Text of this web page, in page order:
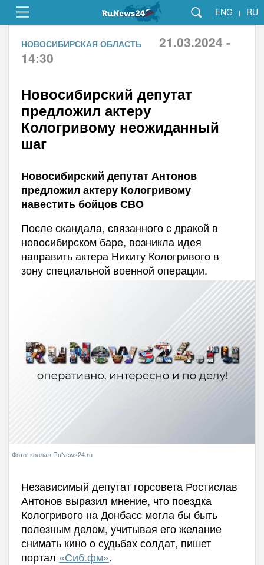
ENG | RU
НОВОСИБИРСКАЯ ОБЛАСТЬ
21.03.2024 -
14:30
Новосибирский депутат
предложил актеру
Кологривому неожиданный
шаг
Новосибирский депутат Антонов
предложил актеру Кологривому
навестить бойцов СВО
После скандала, связанного с дракой в
новосибирском баре, возникла идея
направить актера Никиту Кологривого в
зону специальной военной операции.
Фото: коллаж RuNews24.ru
Независимый депутат горсовета Ростислав
Антонов выразил мнение, что поездка
Кологривого на Донбасс могла бы быть
полезным делом, учитывая его желание
снимать кино о судьбах солдат, пишет
портал «Сиб.фм».